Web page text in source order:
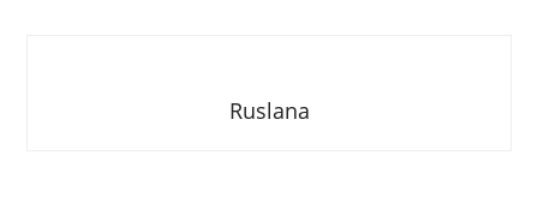
Ruslana